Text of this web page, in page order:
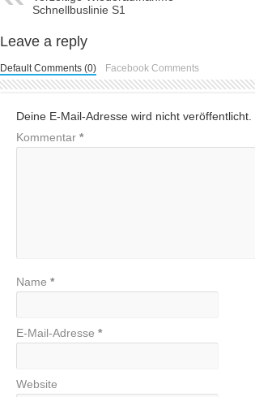
Schnellbuslinie S1
Leave a reply
Default Comments (0) Facebook Comments
Deine E-Mail-Adresse wird nicht veröffentlicht.
Kommentar *
Name *
E-Mail-Adresse *
Website